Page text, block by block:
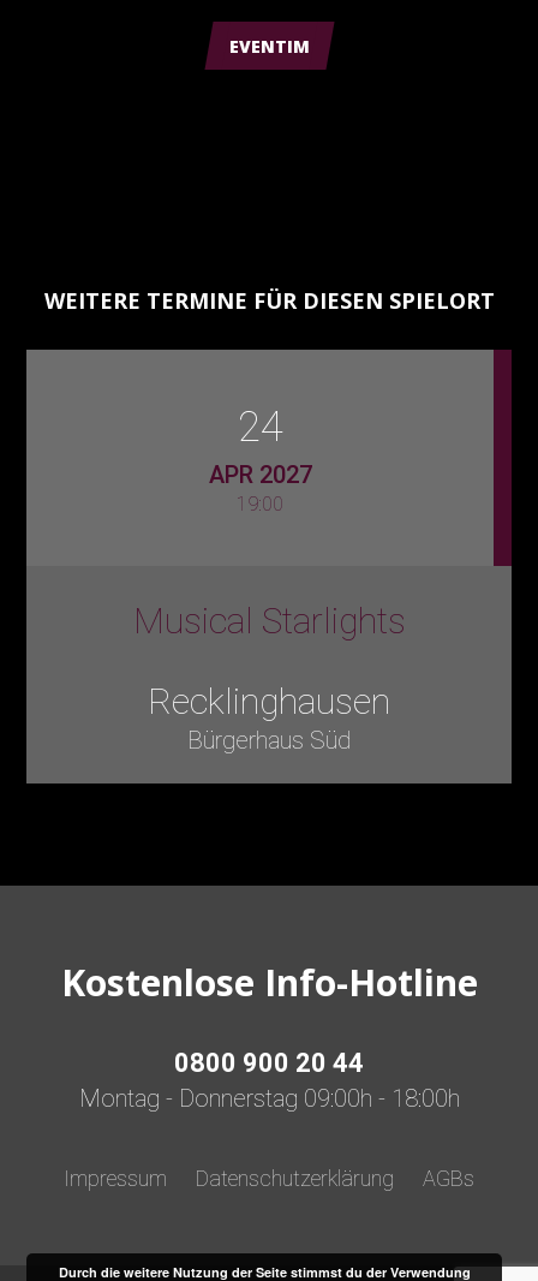
EVENTIM
WEITERE TERMINE FÜR DIESEN SPIELORT
24
APR 2027
19:00
Musical Starlights
Recklinghausen
Bürgerhaus Süd
Kostenlose Info-Hotline
0800 900 20 44
Montag - Donnerstag 09:00h - 18:00h
Impressum Datenschutzerklärung AGBs
Durch die weitere Nutzung der Seite stimmst du der Verwendung